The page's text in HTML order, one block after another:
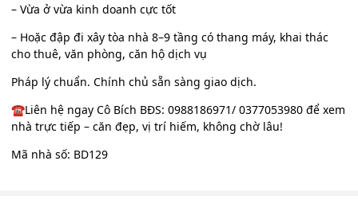
– Vừa ở vừa kinh doanh cực tốt
– Hoặc đập đi xây tòa nhà 8–9 tầng có thang máy, khai thác
cho thuê, văn phòng, căn hộ dịch vụ
Pháp lý chuẩn. Chính chủ sẵn sàng giao dịch.
☎️Liên hệ ngay Cô Bích BĐS: 0988186971/ 0377053980 để xem
nhà trực tiếp – căn đẹp, vị trí hiếm, không chờ lâu!
Mã nhà số: BD129